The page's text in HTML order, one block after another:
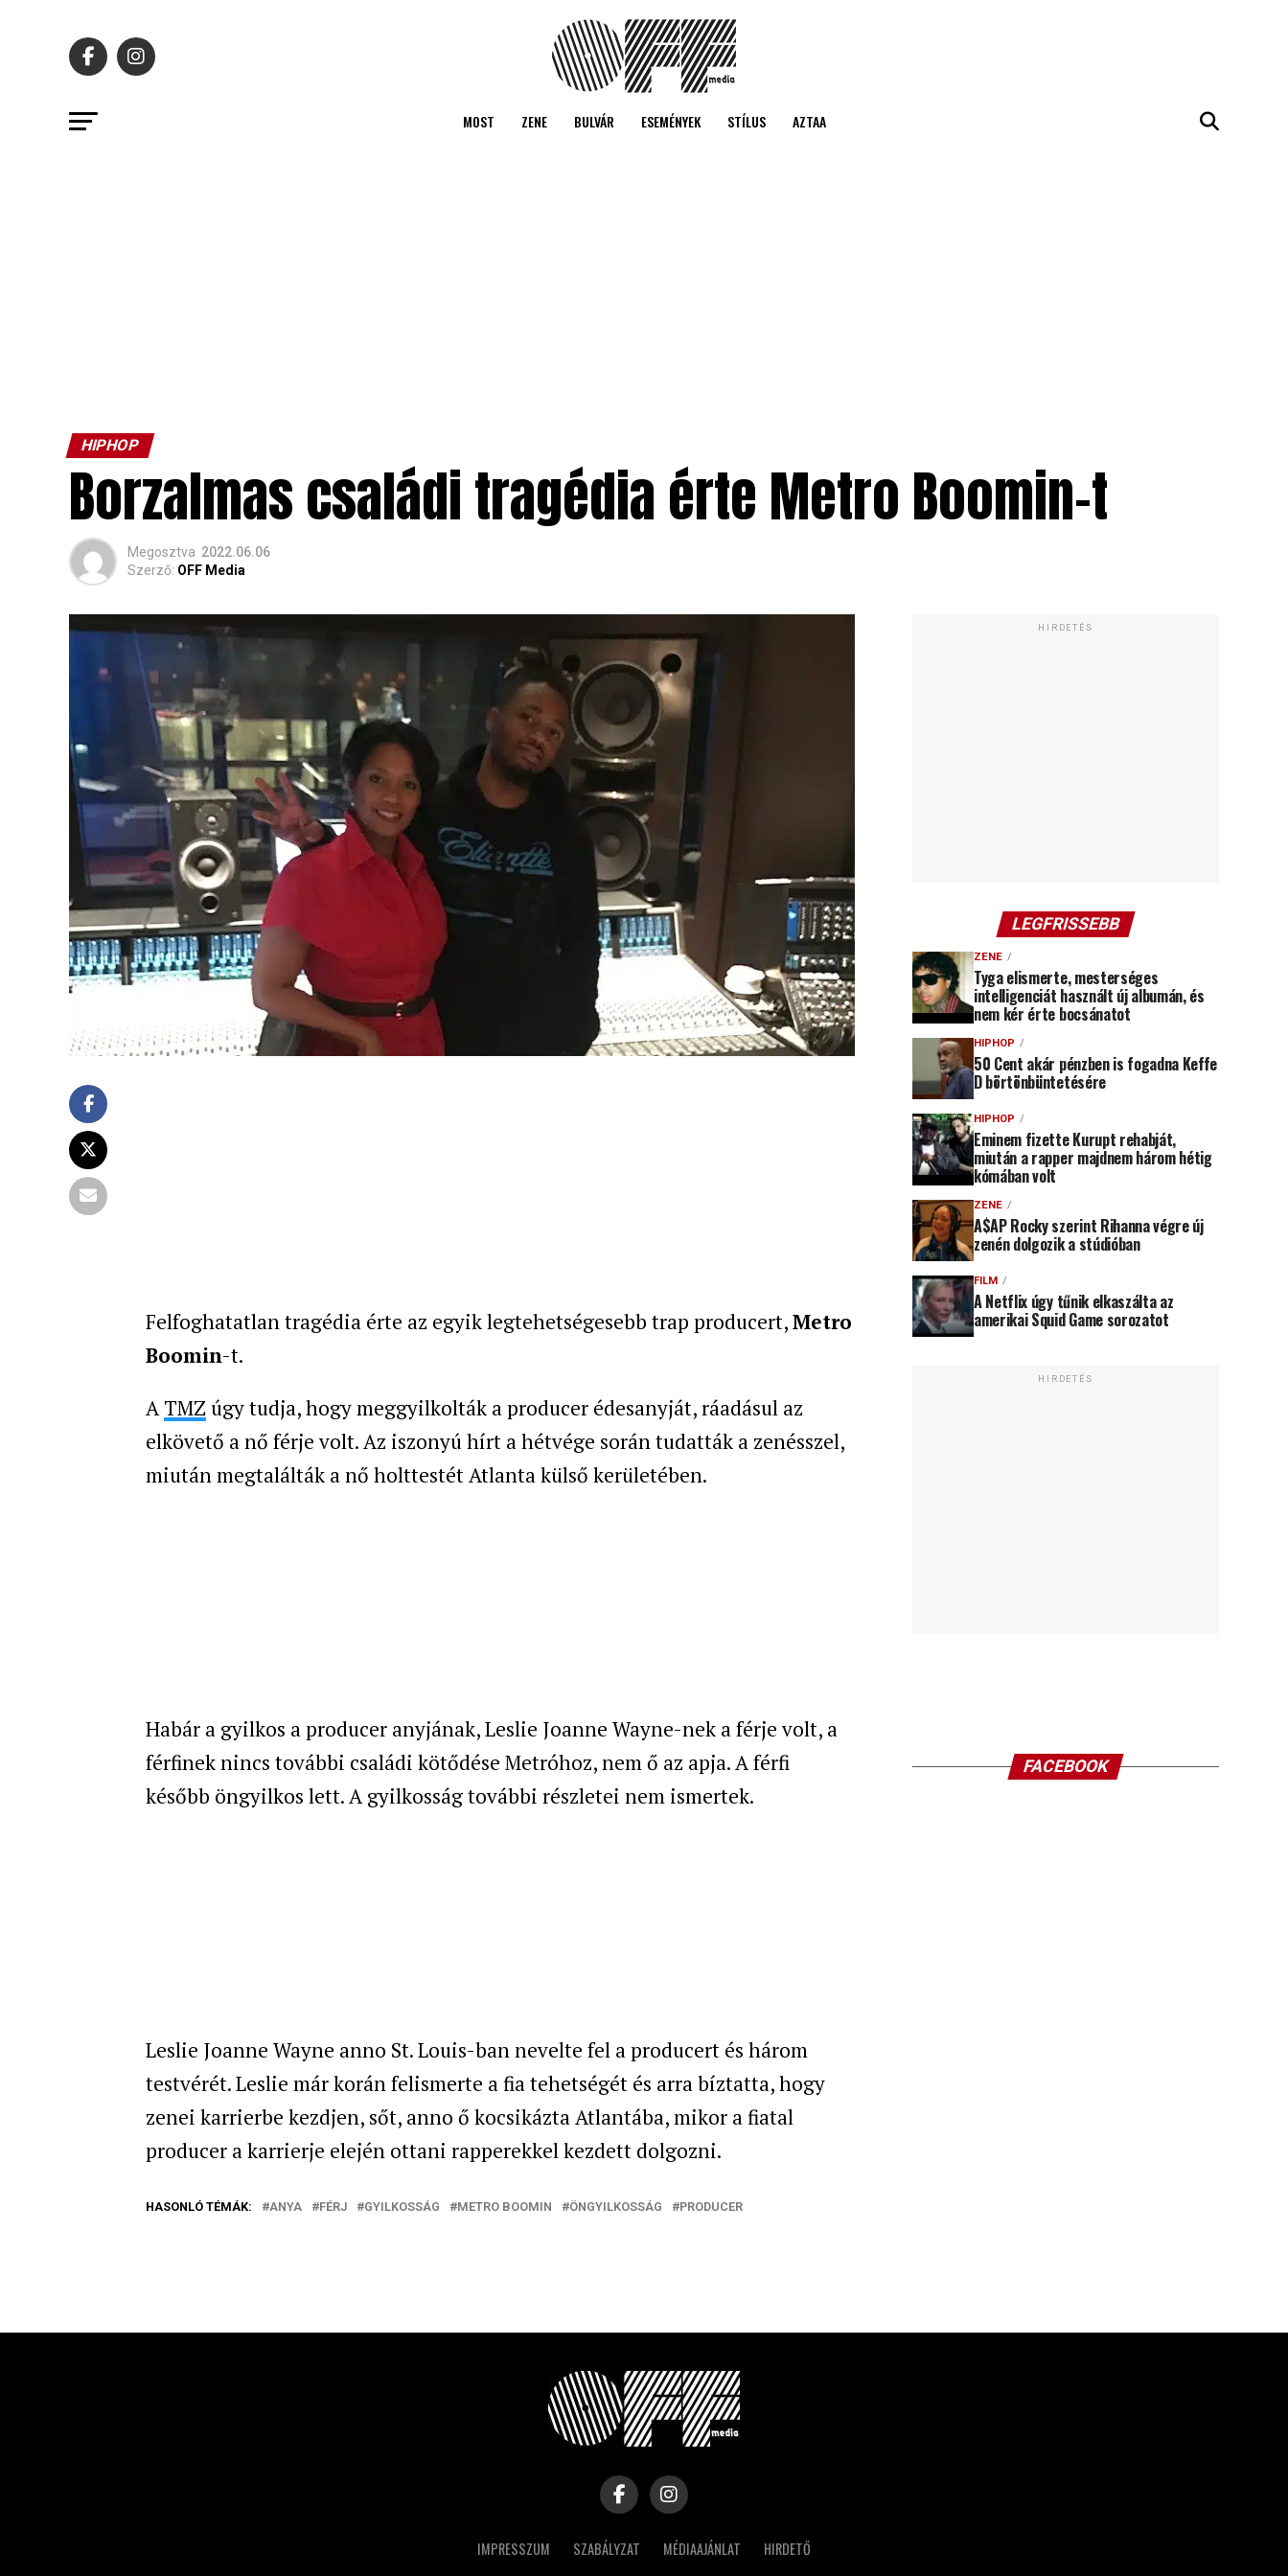
MOST ZENE BULVÁR ESEMÉNYEK STÍLUS AZTAA
HIPHOP
Borzalmas családi tragédia érte Metro Boomin-t
Megosztva 2022.06.06
Szerző: OFF Media
Felfoghatatlan tragédia érte az egyik legtehetségesebb trap producert,Metro
Boomin-t.
A TMZ úgy tudja, hogy meggyilkolták a producer édesanyját, ráadásul az
elkövető a nő férje volt. Az iszonyú hírt a hétvége során tudatták a zenésszel,
miután megtalálták a nő holttestét Atlanta külső kerületében.
Habár a gyilkos a producer anyjának, Leslie Joanne Wayne-nek a férje volt, a
férfinek nincs további családi kötődése Metróhoz, nem ő az apja. A férfi
később öngyilkos lett. A gyilkosság további részletei nem ismertek.
Leslie Joanne Wayne anno St. Louis-ban nevelte fel a producert és három
testvérét. Leslie már korán felismerte a fia tehetségét és arra bíztatta, hogy
zenei karrierbe kezdjen, sőt, anno ő kocsikázta Atlantába, mikor a fiatal
producer a karrierje elején ottani rapperekkel kezdett dolgozni.
HASONLÓ TÉMÁK: ANYA FÉRJ GYILKOSSÁG METRO BOOMIN ÖNGYILKOSSÁG PRODUCER
HIRDETÉS
LEGFRISSEBB
ZENE
Tyga elismerte, mesterséges
intelligenciát használt új albumán, és
nem kér érte bocsánatot
HIPHOP
50 Cent akár pénzben is fogadna Keffe
D börtönbüntetésére
HIPHOP
Eminem fizette Kurupt rehabját,
miután a rapper majdnem három hétig
kómában volt
ZENE
A$AP Rocky szerint Rihanna végre új
zenén dolgozik a stúdióban
FILM
A Netflix úgy tűnik elkaszálta az
amerikai Squid Game sorozatot
HIRDETÉS
FACEBOOK
IMPRESSZUM SZABÁLYZAT MÉDIAAJÁNLAT HIRDETŐ